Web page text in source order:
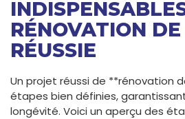
RÉNOVATION
RÉUSSIE
Un projet réussi de **rénovation
étapes bien définies,
longévité. Voici un aperçu des